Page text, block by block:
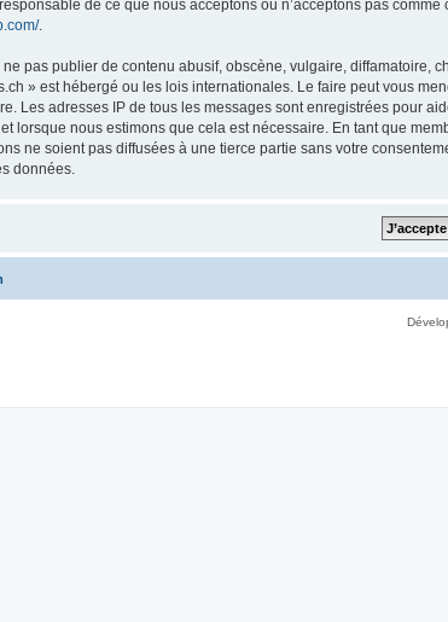
responsable de ce que nous acceptons ou n’acceptons pas
.
pas publier de contenu abusif, obscène, vulgaire, diffamatoire,
» est hébergé ou les lois internationales. Le faire peut vous
Les adresses IP de tous les messages sont enregistrées pour
lorsque nous estimons que cela est nécessaire. En tant que
ne soient pas diffusées à une tierce partie sans votre
données.